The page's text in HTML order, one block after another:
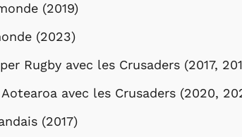
(2019)
(2023)
Rugby avec les Crusaders (2017,
avec les Crusaders (2020,
(2017)